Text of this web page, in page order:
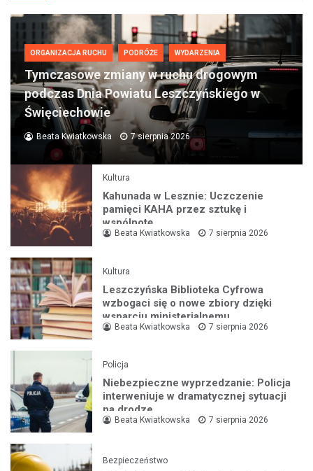
ORGANIZACJA RUCHU PODRÓŻE WYDARZENIA
Tymczasowe zmiany w ruchu drogowym
podczas Dnia Powiatu Leszczyńskiego w
Święciechowie
Beata Kwiatkowska 7 sierpnia 2026
Kultura
Kahunada w Lesznie: Uczczenie
pamięci KAHA przez sztukę i
wspólnotę
Beata Kwiatkowska 7 sierpnia 2026
Kultura
Leszczyńska Biblioteka Cyfrowa
wzbogaci się o nowe zbiory dzięki
wsparciu ministerialnemu
Beata Kwiatkowska 7 sierpnia 2026
Policja
Niebezpieczne wyprzedzanie: Policja
interweniuje w dramatycznej sytuacji
na drodze
Beata Kwiatkowska 7 sierpnia 2026
Bezpieczeństwo